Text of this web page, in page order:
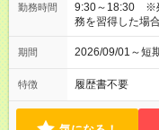
勤務時間
9:30～18:30 ※
務を習得した場
期間 2026/09/01～短
特徴 履歴書不要